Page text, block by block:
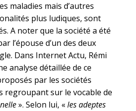
maladies mais d’autres
plus ludiques, sont
A noter que la société a été
l’épouse d’un des deux
Dans Internet Actu, Rémi
analyse détaillée de ce
par les sociétés
regroupant sur le vocable de
». Selon lui, «les adeptes